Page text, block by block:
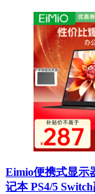
Eimio便携式显示
记本 PS4/5